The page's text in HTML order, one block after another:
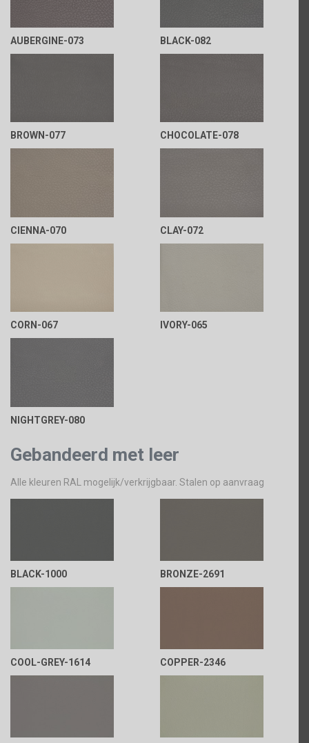
AUBERGINE-073 BLACK-082
BROWN-077 CHOCOLATE-078
CIENNA-070 CLAY-072
CORN-067 IVORY-065
NIGHTGREY-080
Gebandeerd met leer
Alle kleuren RAL mogelijk/verkrijgbaar. Stalen op aanvraag
BLACK-1000 BRONZE-2691
COOL-GREY-1614 COPPER-2346